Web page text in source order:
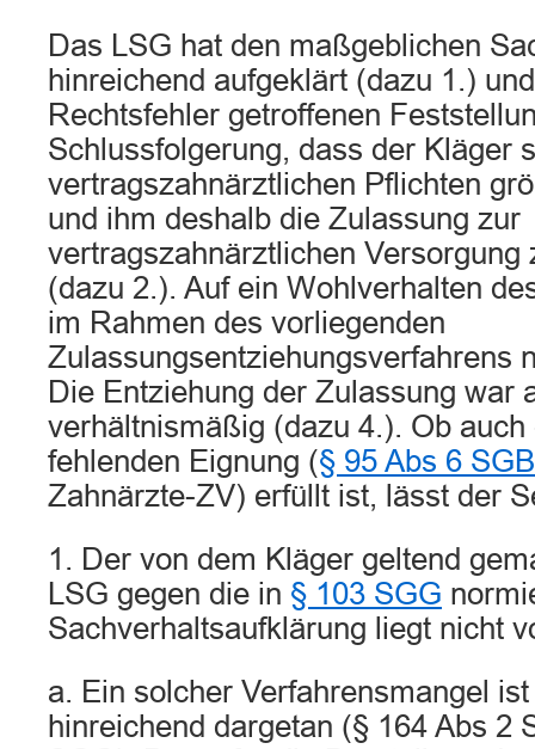
Das LSG hat den maßgeblichen
hinreichend aufgeklärt (dazu 1.)
Rechtsfehler getroffenen
Schlussfolgerung, dass der Kläger
vertragszahnärztlichen Pflichten
und ihm deshalb die Zulassung zur
vertragszahnärztlichen Versorgung
(dazu 2.). Auf ein Wohlverhalten
im Rahmen des vorliegenden
Zulassungsentziehungsverfahrens
Die Entziehung der Zulassung war
verhältnismäßig (dazu 4.). Ob auch
fehlenden Eignung (§ 95 Abs 6
Zahnärzte-ZV) erfüllt ist, lässt der
1. Der von dem Kläger geltend
LSG gegen die in § 103 SGG
Sachverhaltsaufklärung liegt nicht
a. Ein solcher Verfahrensmangel
hinreichend dargetan (§ 164 Abs 2